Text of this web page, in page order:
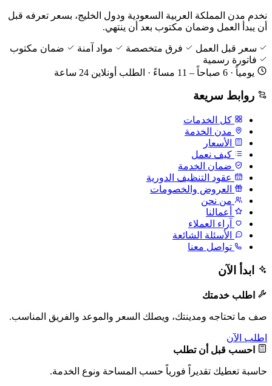
نخدم مدن المملكة العربية السعودية ودول الخليج، بسعر تعرفه قبل
أن يبدأ العمل وضمان مكتوب بعد أن ينتهي.
سعر قبل العمل فرق متخصصة مواد آمنة
ضمان مكتوب
فاتورة رسمية
يومياً · 6 صباحاً – 11 مساءً · الطلب أونلاين 24 ساعة
روابط سريعة
كل الخدمات
مدن الخدمة
الأسعار
كيف نعمل
ضمان الخدمة
عقود التنظيف الدورية
العروض والخصومات
من نحن
أعمالنا
آراء العملاء
الأسئلة الشائعة
تواصل معنا
ابدأ الآن
اطلب خدمتك
صف ما تحتاجه ومدينتك، ويصلك السعر والموعد والفريق المناسب.
اطلب الآن
احسب قبل أن تطلب
حاسبة تعطيك تقديراً فورياً حسب المساحة ونوع الخدمة.